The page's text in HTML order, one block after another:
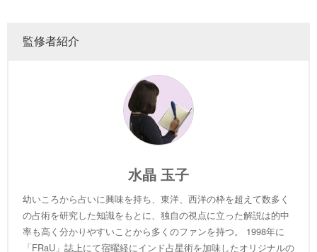
監修者紹介
水晶 玉子
幼いころから占いに興味を持ち、東洋、西洋の枠を超えて数多く
の占術を研究した知識をもとに、独自の視点に立った解説は的中
率も高く分かりやすいことから多くのファンを持つ。 1998年に
「FRaU」誌上にて宿曜経にインド占星術を加味したオリジナルの